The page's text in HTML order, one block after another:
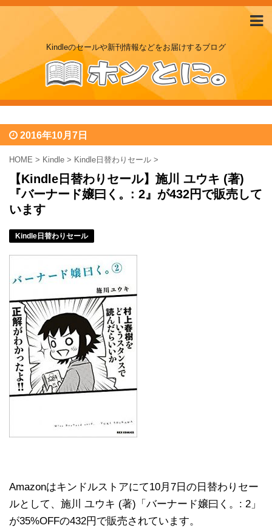
Kindleのセールや新刊情報などをお届けするブログ
2016年10月7日
HOME > Kindle > Kindle日替わりセール >
【Kindle日替わりセール】施川 ユウキ (著)
『バーナード嬢曰く。: 2』が432円で販売して
います
Kindle日替わりセール
Amazonはキンドルストアにて10月7日の日替わりセー
ルとして、施川 ユウキ (著)「バーナード嬢曰く。: 2」
が35%OFFの432円で販売されています。